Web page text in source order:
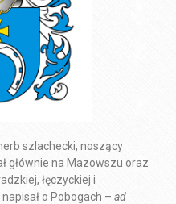
szlachecki, noszący
głównie na Mazowszu oraz
łęczyckiej i
napisał o Pobogach – ad